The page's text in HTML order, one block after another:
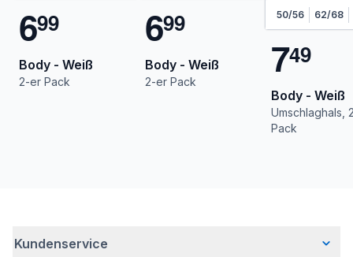
699
Body - Weiß
2-er Pack
699
Body - Weiß
2-er Pack
50/56 62/68
749
Body - Weiß
Umschlaghals,
Pack
Kundenservice